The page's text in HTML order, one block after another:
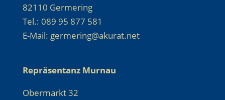
82110 Germering
Tel.: 089 95 877 581
E-Mail: germering@akurat.net
Repräsentanz Murnau
Obermarkt 32